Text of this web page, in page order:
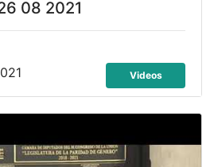
08 2021
Videos